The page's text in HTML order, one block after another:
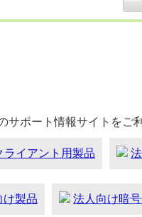
ポート情報サイトをご
イアント用製品
け製品 法人向け暗